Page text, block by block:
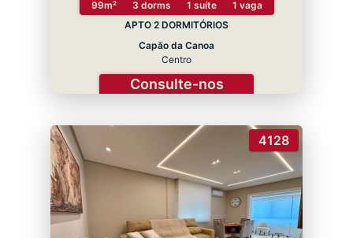
99m² 3 dorms 1 suíte
1 vaga
APTO 2 DORMITÓRIOS
Capão da Canoa
Centro
Consulte-nos
4128